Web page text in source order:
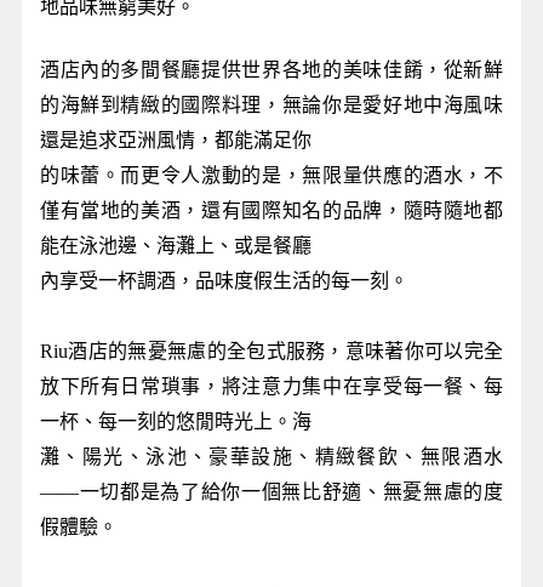
地品味無窮美好。
酒店內的多間餐廳提供世界各地的美味佳餚，從新鮮
的海鮮到精緻的國際料理，無論你是愛好地中海風味
還是追求亞洲風情，都能滿足你
的味蕾。而更令人激動的是，無限量供應的酒水，不
僅有當地的美酒，還有國際知名的品牌，隨時隨地都
能在泳池邊、海灘上、或是餐廳
內享受一杯調酒，品味度假生活的每一刻。
Riu酒店的無憂無慮的全包式服務，意味著你可以完全
放下所有日常瑣事，將注意力集中在享受每一餐、每
一杯、每一刻的悠閒時光上。海
灘、陽光、泳池、豪華設施、精緻餐飲、無限酒水
——一切都是為了給你一個無比舒適、無憂無慮的度
假體驗。